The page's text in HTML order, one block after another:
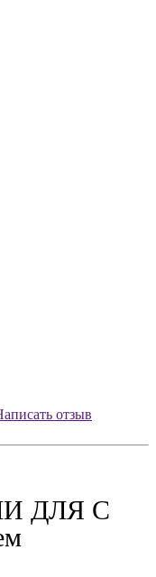
отзыв
ДЛЯ C